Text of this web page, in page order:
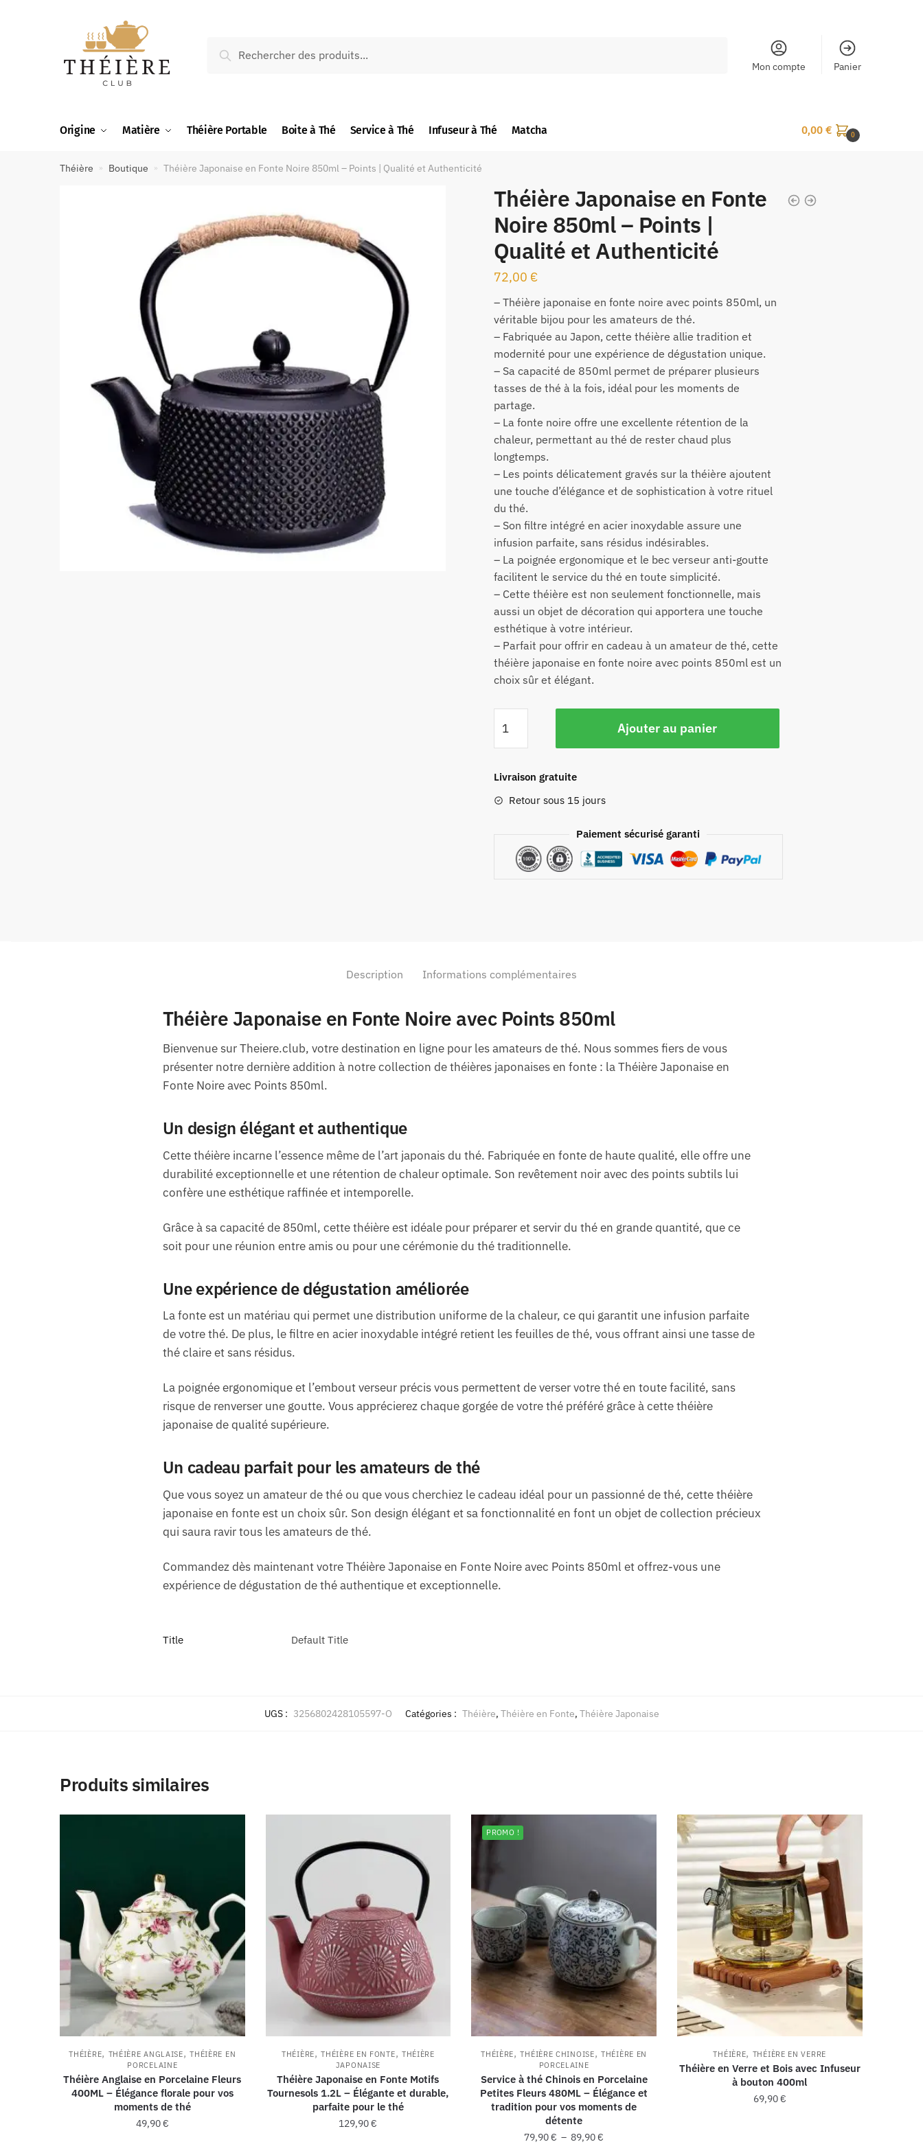
Recherche
Mon compte Panier
Origine Matière Théière Portable Boite à Thé Service à Thé Infuseur à Thé Matcha 0,00 € 0
Théière » Boutique » Théière Japonaise en Fonte Noire 850ml – Points | Qualité et Authenticité
Théière Japonaise en Fonte
Noire 850ml – Points |
Qualité et Authenticité
72,00 €
– Théière japonaise en fonte noire avec points 850ml, un
véritable bijou pour les amateurs de thé.
– Fabriquée au Japon, cette théière allie tradition et
modernité pour une expérience de dégustation unique.
– Sa capacité de 850ml permet de préparer plusieurs
tasses de thé à la fois, idéal pour les moments de
partage.
– La fonte noire offre une excellente rétention de la
chaleur, permettant au thé de rester chaud plus
longtemps.
– Les points délicatement gravés sur la théière ajoutent
une touche d’élégance et de sophistication à votre rituel
du thé.
– Son filtre intégré en acier inoxydable assure une
infusion parfaite, sans résidus indésirables.
– La poignée ergonomique et le bec verseur anti-goutte
facilitent le service du thé en toute simplicité.
– Cette théière est non seulement fonctionnelle, mais
aussi un objet de décoration qui apportera une touche
esthétique à votre intérieur.
– Parfait pour offrir en cadeau à un amateur de thé, cette
théière japonaise en fonte noire avec points 850ml est un
choix sûr et élégant.
Ajouter au panier
Livraison gratuite
Retour sous 15 jours
Paiement sécurisé garanti
Description Informations complémentaires
Théière Japonaise en Fonte Noire avec Points 850ml
Bienvenue sur Theiere.club, votre destination en ligne pour les amateurs de thé. Nous sommes fiers de vous
présenter notre dernière addition à notre collection de théières japonaises en fonte : la Théière Japonaise en
Fonte Noire avec Points 850ml.
Un design élégant et authentique
Cette théière incarne l’essence même de l’art japonais du thé. Fabriquée en fonte de haute qualité, elle offre une
durabilité exceptionnelle et une rétention de chaleur optimale. Son revêtement noir avec des points subtils lui
confère une esthétique raffinée et intemporelle.
Grâce à sa capacité de 850ml, cette théière est idéale pour préparer et servir du thé en grande quantité, que ce
soit pour une réunion entre amis ou pour une cérémonie du thé traditionnelle.
Une expérience de dégustation améliorée
La fonte est un matériau qui permet une distribution uniforme de la chaleur, ce qui garantit une infusion parfaite
de votre thé. De plus, le filtre en acier inoxydable intégré retient les feuilles de thé, vous offrant ainsi une tasse de
thé claire et sans résidus.
La poignée ergonomique et l’embout verseur précis vous permettent de verser votre thé en toute facilité, sans
risque de renverser une goutte. Vous apprécierez chaque gorgée de votre thé préféré grâce à cette théière
japonaise de qualité supérieure.
Un cadeau parfait pour les amateurs de thé
Que vous soyez un amateur de thé ou que vous cherchiez le cadeau idéal pour un passionné de thé, cette théière
japonaise en fonte est un choix sûr. Son design élégant et sa fonctionnalité en font un objet de collection précieux
qui saura ravir tous les amateurs de thé.
Commandez dès maintenant votre Théière Japonaise en Fonte Noire avec Points 850ml et offrez-vous une
expérience de dégustation de thé authentique et exceptionnelle.
Title Default Title
UGS : 3256802428105597-O Catégories : Théière, Théière en Fonte, Théière Japonaise
Produits similaires
THÉIÈRE, THÉIÈRE ANGLAISE,THÉIÈRE EN
PORCELAINE
Théière Anglaise en Porcelaine Fleurs
400ML – Élégance florale pour vos
moments de thé
49,90€
THÉIÈRE,THÉIÈRE EN FONTE, THÉIÈRE
JAPONAISE
Théière Japonaise en Fonte Motifs
Tournesols 1.2L – Élégante et durable,
parfaite pour le thé
129,90€
PROMO !
THÉIÈRE,THÉIÈRE CHINOISE,THÉIÈRE EN
PORCELAINE
Service à thé Chinois en Porcelaine
Petites Fleurs 480ML – Élégance et
tradition pour vos moments de
détente
79,90€ – 89,90€
THÉIÈRE, THÉIÈRE EN VERRE
Théière en Verre et Bois avec Infuseur
à bouton 400ml
69,90€